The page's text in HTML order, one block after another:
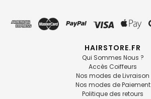
HAIRSTORE.FR
Qui Sommes Nous ?
Accès Coiffeurs
Nos modes de Livraison
Nos modes de Paiement
Politique des retours